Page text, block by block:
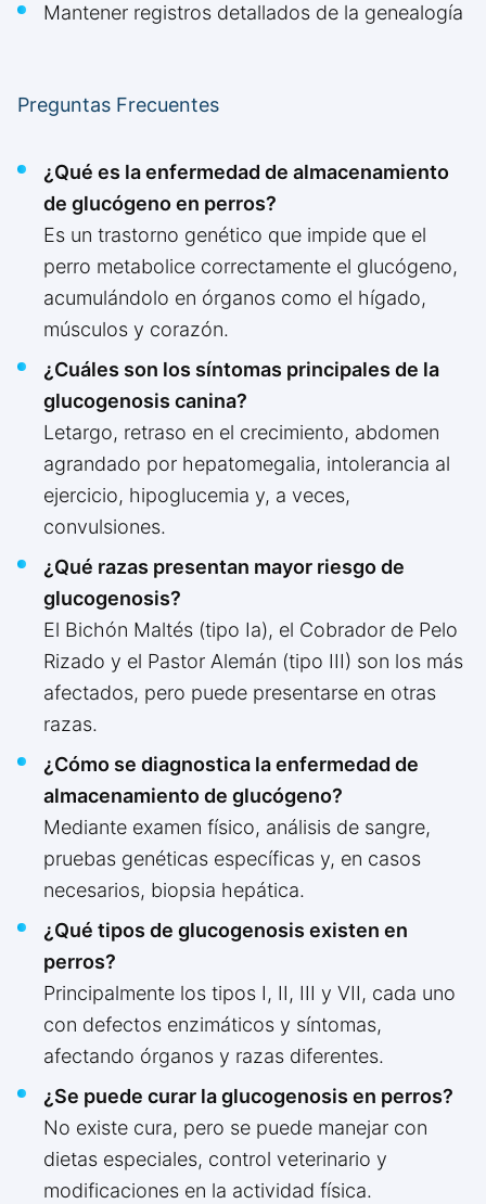
Mantener registros detallados de la genealogía
Preguntas Frecuentes
¿Qué es la enfermedad de almacenamiento
de glucógeno en perros?
Es un trastorno genético que impide que el
perro metabolice correctamente el glucógeno,
acumulándolo en órganos como el hígado,
músculos y corazón.
¿Cuáles son los síntomas principales de la
glucogenosis canina?
Letargo, retraso en el crecimiento, abdomen
agrandado por hepatomegalia, intolerancia al
ejercicio, hipoglucemia y, a veces,
convulsiones.
¿Qué razas presentan mayor riesgo de
glucogenosis?
El Bichón Maltés (tipo Ia), el Cobrador de Pelo
Rizado y el Pastor Alemán (tipo III) son los más
afectados, pero puede presentarse en otras
razas.
¿Cómo se diagnostica la enfermedad de
almacenamiento de glucógeno?
Mediante examen físico, análisis de sangre,
pruebas genéticas específicas y, en casos
necesarios, biopsia hepática.
¿Qué tipos de glucogenosis existen en
perros?
Principalmente los tipos I, II, III y VII, cada uno
con defectos enzimáticos y síntomas,
afectando órganos y razas diferentes.
¿Se puede curar la glucogenosis en perros?
No existe cura, pero se puede manejar con
dietas especiales, control veterinario y
modificaciones en la actividad física.